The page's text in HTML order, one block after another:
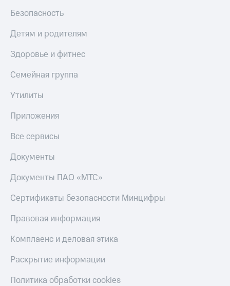
Безопасность
Детям и родителям
Здоровье и фитнес
Семейная группа
Утилиты
Приложения
Все сервисы
Документы
Документы ПАО «МТС»
Сертификаты безопасности Минцифры
Правовая информация
Комплаенс и деловая этика
Раскрытие информации
Политика обработки cookies